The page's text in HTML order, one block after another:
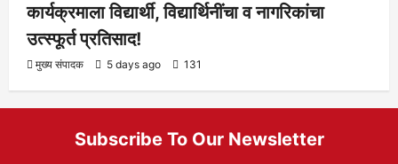
कार्यक्रमाला विद्यार्थी, विद्यार्थिनींचा व नागरिकांचा
उत्स्फूर्त प्रतिसाद!
मुख्य संपादक 5 days ago 131
Subscribe To Our Newsletter